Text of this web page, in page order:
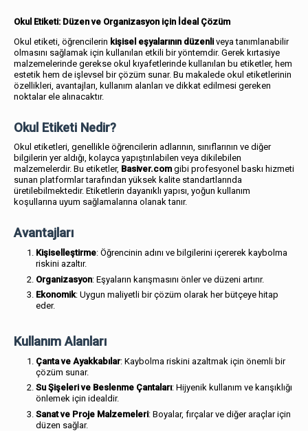
Okul Etiketi: Düzen ve Organizasyon için İdeal Çözüm
Okul etiketi, öğrencilerin kişisel eşyalarının düzenliveya tanımlanabilir
olmasını sağlamak için kullanılan etkili bir yöntemdir. Gerek kırtasiye
malzemelerinde gerekse okul kıyafetlerinde kullanılan bu etiketler, hem
estetik hem de işlevsel bir çözüm sunar. Bu makalede okul etiketlerinin
özellikleri, avantajları, kullanım alanları ve dikkat edilmesi gereken
noktalar ele alınacaktır.
Okul Etiketi Nedir?
Okul etiketleri, genellikle öğrencilerin adlarının, sınıflarının ve diğer
bilgilerin yer aldığı, kolayca yapıştırılabilen veya dikilebilen
malzemelerdir. Bu etiketler, Basiver.comgibi profesyonel baskı hizmeti
sunan platformlar tarafından yüksek kalite standartlarında
üretilebilmektedir. Etiketlerin dayanıklı yapısı, yoğun kullanım
koşullarına uyum sağlamalarına olanak tanır.
Avantajları
Kişiselleştirme: Öğrencinin adını ve bilgilerini içererek kaybolma
riskini azaltır.
Organizasyon: Eşyaların karışmasını önler ve düzeni artırır.
Ekonomik: Uygun maliyetli bir çözüm olarak her bütçeye hitap
eder.
Kullanım Alanları
Çanta ve Ayakkabılar: Kaybolma riskini azaltmak için önemli bir
çözüm sunar.
Su Şişeleri ve Beslenme Çantaları: Hijyenik kullanım ve karışıklığı
önlemek için idealdir.
Sanat ve Proje Malzemeleri: Boyalar, fırçalar ve diğer araçlar için
düzen sağlar.